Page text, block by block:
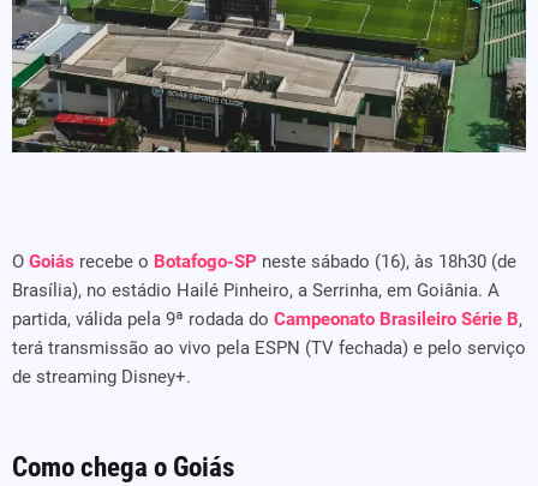
O Goiás recebe o Botafogo-SP neste sábado (16), às 18h30 (de
Brasília), no estádio Hailé Pinheiro, a Serrinha, em Goiânia. A
partida, válida pela 9ª rodada do Campeonato Brasileiro Série B,
terá transmissão ao vivo pela ESPN (TV fechada) e pelo serviço
de streaming Disney+.
Como chega o Goiás